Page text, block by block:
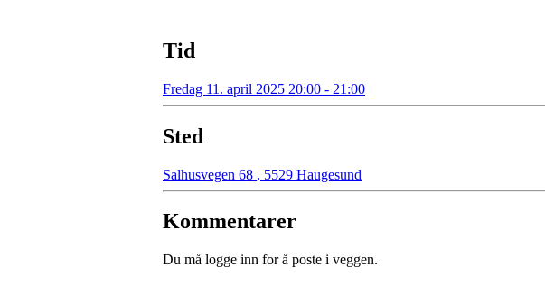
Tid
Fredag 11. april 2025 20:00 - 21:00
Sted
Salhusvegen 68 , 5529 Haugesund
Kommentarer
Du må logge inn for å poste i veggen.